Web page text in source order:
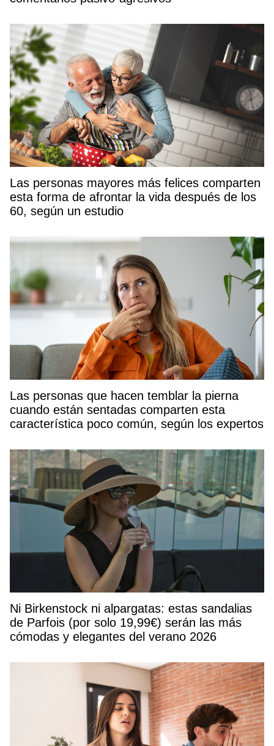
Las personas mayores más felices comparten
esta forma de afrontar la vida después de los
60, según un estudio
Las personas que hacen temblar la pierna
cuando están sentadas comparten esta
característica poco común, según los expertos
Ni Birkenstock ni alpargatas: estas sandalias
de Parfois (por solo 19,99€) serán las más
cómodas y elegantes del verano 2026